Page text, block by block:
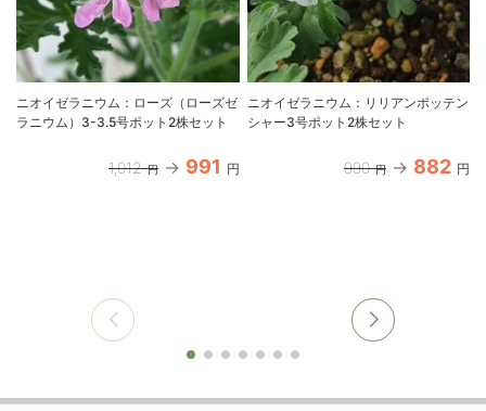
ニオイゼラニウム：ローズ（ローズゼ
ラニウム）3-3.5号ポット2株セット
1,012 円 991 円
ニオイゼラニウム：リリアンポッテン
シャー3号ポット2株セット
990 円 882 円